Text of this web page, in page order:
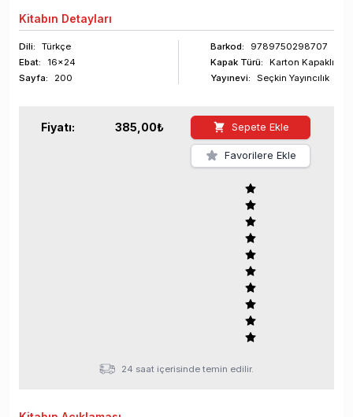
Kitabın Detayları
Dili:
Türkçe
Ebat:
16x24
Sayfa: 200
Barkod:
9789750298707
Kapak Türü:
Karton Kapaklı
Yayınevi:
Seçkin Yayıncılık
Fiyatı: 385,00₺ Sepete Ekle
Favorilere Ekle
24 saat içerisinde temin edilir.